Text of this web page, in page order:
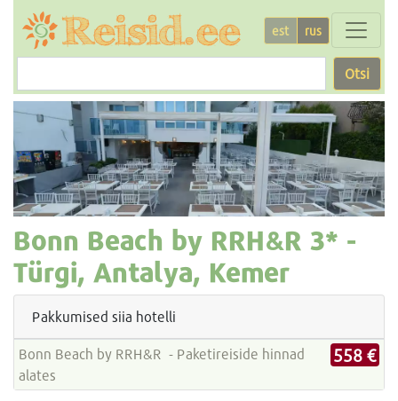
est rus
Otsi
Bonn Beach by RRH&R 3* -
Türgi, Antalya, Kemer
Pakkumised siia hotelli
Bonn Beach by RRH&R - Paketireiside hinnad
alates
558 €